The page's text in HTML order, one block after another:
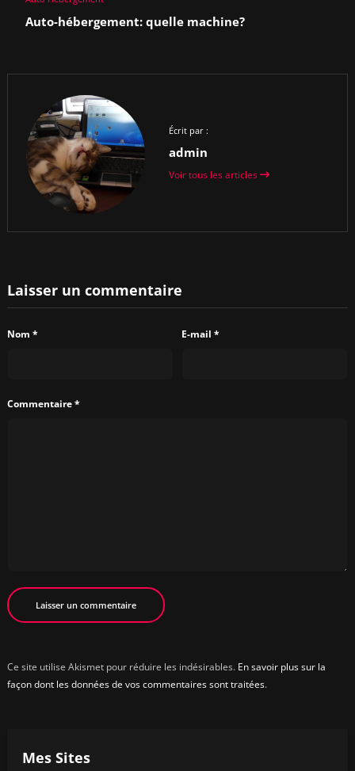
Auto-hébergement: quelle machine?
Écrit par :
admin
Voir tous les articles
Laisser un commentaire
Nom * E-mail *
Commentaire*
Ce site utilise Akismet pour réduire les indésirables. En savoir plus sur la
façon dont les données de vos commentaires sont traitées.
Mes Sites